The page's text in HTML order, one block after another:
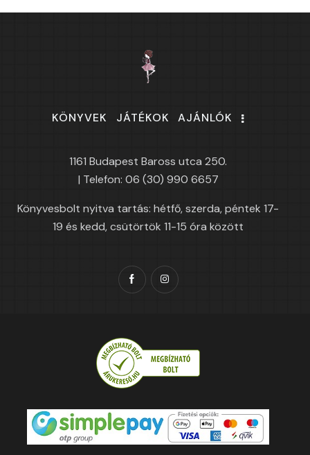
KÖNYVEK JÁTÉKOK AJÁNLÓK
1161 Budapest Baross utca 250.
| Telefon: 06 (30) 990 6657
Könyvesbolt nyitva tartás: hétfő, szerda, péntek 17-
19 és kedd, csütörtök 11-15 óra között